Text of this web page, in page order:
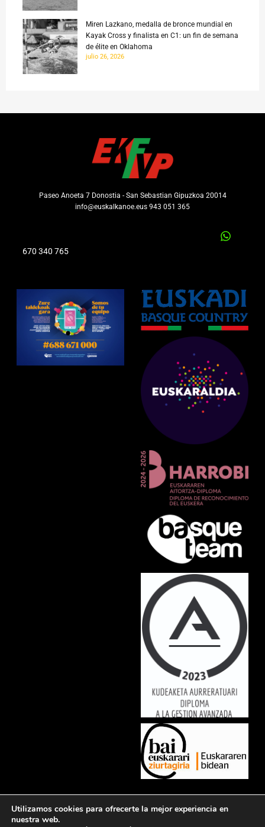
Miren Lazkano, medalla de bronce mundial en
Kayak Cross y finalista en C1: un fin de semana
de élite en Oklahoma
julio 26, 2026
Paseo Anoeta 7 Donostia - San Sebastian Gipuzkoa 20014
info@euskalkanoe.eus 943 051 365
670 340 765
luctus nec ullamcorper mattis, pulvinar dapibus leo.
Utilizamos cookies para ofrecerte la mejor experiencia en
nuestra web.